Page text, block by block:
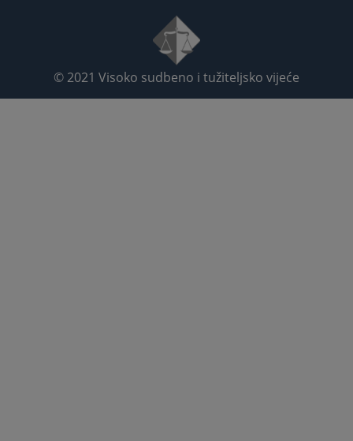
© 2021 Visoko sudbeno i tužiteljsko vijeće